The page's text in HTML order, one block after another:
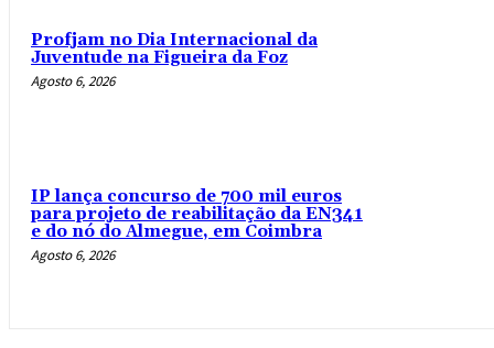
Profjam no Dia Internacional da
Juventude na Figueira da Foz
Agosto 6, 2026
IP lança concurso de 700 mil euros
para projeto de reabilitação da EN341
e do nó do Almegue, em Coimbra
Agosto 6, 2026